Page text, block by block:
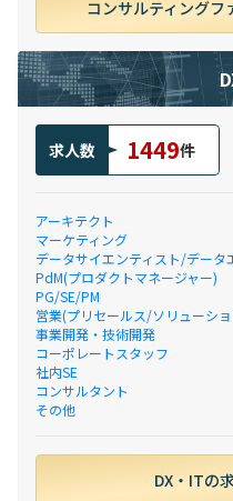
コンサルティングフ
求人数 1449件
アーキテクト
マーケティング
データサイエンティスト/データ
PdM(プロダクトマネージャー)
PG/SE/PM
営業(プリセールス/ソリューシ
事業開発・技術開発
コーポレートスタッフ
社内SE
コンサルタント
その他
DX・ITの